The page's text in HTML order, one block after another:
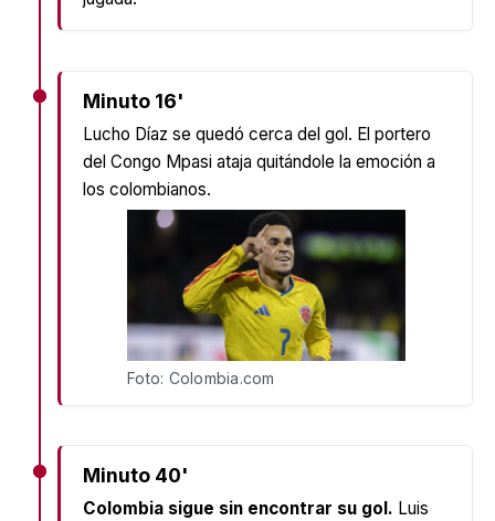
Minuto 16'
Lucho Díaz se quedó cerca del gol. El portero
del Congo Mpasi ataja quitándole la emoción a
los colombianos.
Foto: Colombia.com
Minuto 40'
Colombia sigue sin encontrar su gol. Luis